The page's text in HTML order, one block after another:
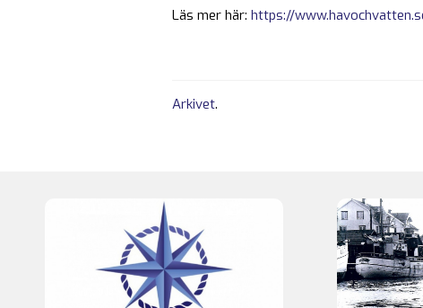
Läs mer här: https://
Arkivet.